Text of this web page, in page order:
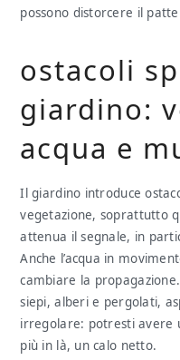
possono distorcere il
ostacoli
giardino:
acqua e
Il giardino introduce
vegetazione, soprattutto
attenua il segnale, in
Anche l’acqua in
cambiare la
siepi, alberi e pergolati,
irregolare: potresti avere
più in là, un calo netto.